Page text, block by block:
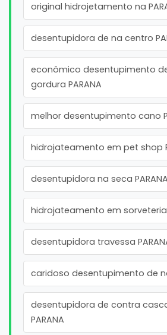
original hidrojetamento na
desentupidora de na centro
econômico desentupimento
gordura PARANA
melhor desentupimento cano
hidrojateamento em pet shop
desentupidora na seca PARANA
hidrojateamento em sorveteria
desentupidora travessa
caridoso desentupimento de
desentupidora de contra
PARANA